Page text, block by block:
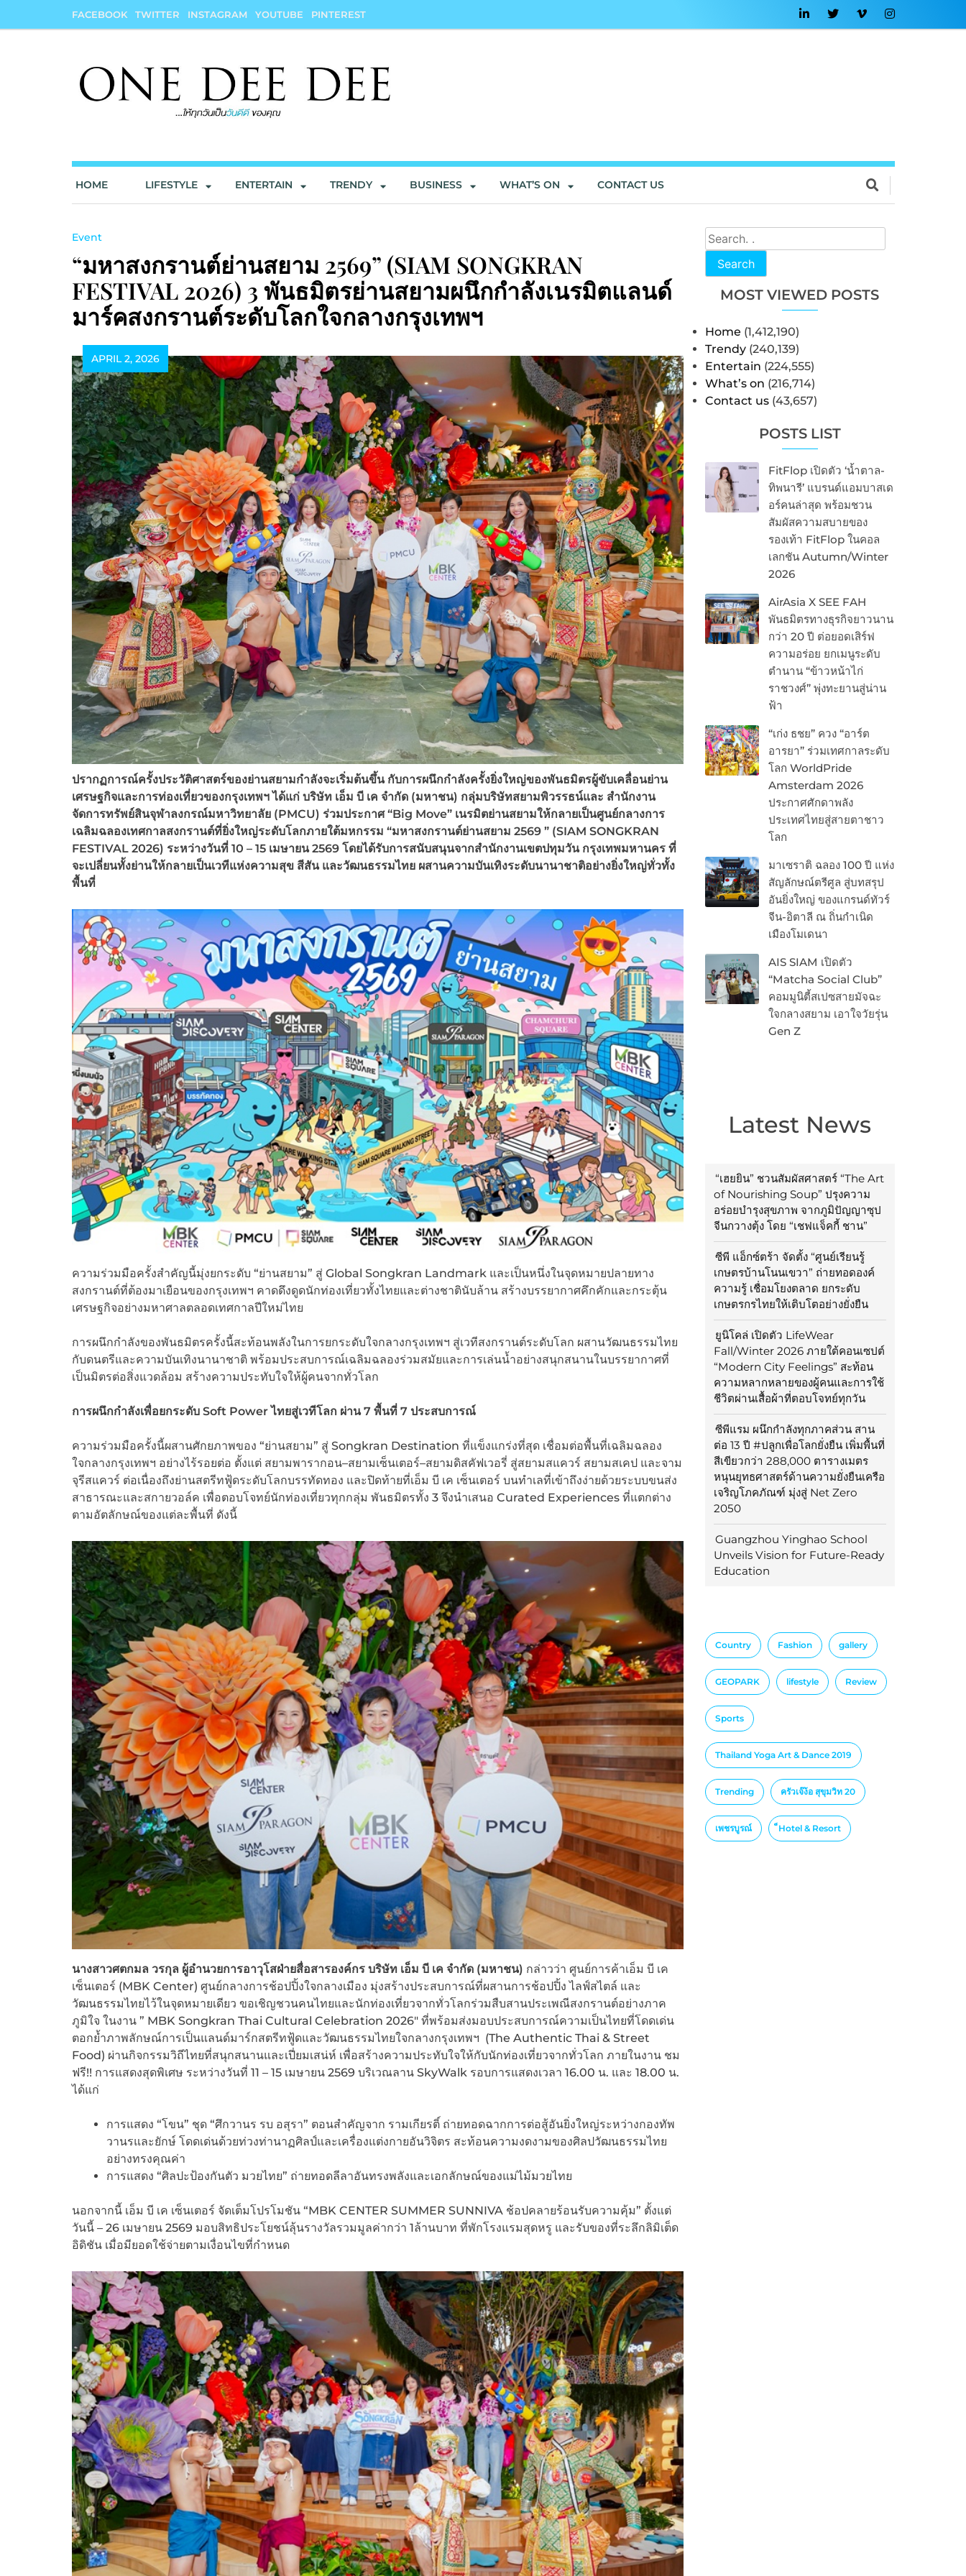
FACEBOOK TWITTER INSTAGRAM YOUTUBE PINTEREST
HOME LIFESTYLE ENTERTAIN TRENDY BUSINESS WHAT’S ON CONTACT US
Search
MOST VIEWED POSTS
Home (1,412,190)
Trendy (240,139)
Entertain (224,555)
What’s on (216,714)
Contact us (43,657)
POSTS LIST
FitFlop เปิดตัว ‘น้ำตาล-
ทิพนารี’ แบรนด์แอมบาสเด
อร์คนล่าสุด พร้อมชวน
สัมผัสความสบายของ
รองเท้า FitFlop ในคอล
เลกชัน Autumn/Winter
2026
AirAsia X SEE FAH
พันธมิตรทางธุรกิจยาวนาน
กว่า 20 ปี ต่อยอดเสิร์ฟ
ความอร่อย ยกเมนูระดับ
ตำนาน “ข้าวหน้าไก่
ราชวงศ์” พุ่งทะยานสู่น่าน
ฟ้า
“เก่ง ธชย” ควง “อาร์ต
อารยา” ร่วมเทศกาลระดับ
โลก WorldPride
Amsterdam 2026
ประกาศศักดาพลัง
ประเทศไทยสู่สายตาชาว
โลก
มาเซราติ ฉลอง 100 ปี แห่ง
สัญลักษณ์ตรีศูล สู่บทสรุป
อันยิ่งใหญ่ ของแกรนด์ทัวร์
จีน-อิตาลี ณ ถิ่นกำเนิด
เมืองโมเดนา
AIS SIAM เปิดตัว
“Matcha Social Club”
คอมมูนิตี้สเปซสายมัจฉะ
ใจกลางสยาม เอาใจวัยรุ่น
Gen Z
Latest News
“เฮยยิน” ชวนสัมผัสศาสตร์ “The Art
of Nourishing Soup” ปรุงความ
อร่อยบำรุงสุขภาพ จากภูมิปัญญาซุป
จีนกวางตุ้ง โดย “เชฟแจ็คกี้ ชาน”
ซีพี แอ็กซ์ตร้า จัดตั้ง “ศูนย์เรียนรู้
เกษตรบ้านโนนเขวา” ถ่ายทอดองค์
ความรู้ เชื่อมโยงตลาด ยกระดับ
เกษตรกรไทยให้เติบโตอย่างยั่งยืน
ยูนิโคล่ เปิดตัว LifeWear
Fall/Winter 2026 ภายใต้คอนเซปต์
“Modern City Feelings” สะท้อน
ความหลากหลายของผู้คนและการใช้
ชีวิตผ่านเสื้อผ้าที่ตอบโจทย์ทุกวัน
ซีพีแรม ผนึกกำลังทุกภาคส่วน สาน
ต่อ 13 ปี #ปลูกเพื่อโลกยั่งยืน เพิ่มพื้นที่
สีเขียวกว่า 288,000 ตารางเมตร
หนุนยุทธศาสตร์ด้านความยั่งยืนเครือ
เจริญโภคภัณฑ์ มุ่งสู่ Net Zero
2050
Guangzhou Yinghao School
Unveils Vision for Future-Ready
Education
Country Fashion gallery
GEOPARK lifestyle Review
Sports
Thailand Yoga Art & Dance 2019
Trending ครัวเจ๊ง้อ สุขุมวิท 20
เพชรบูรณ์ ็Hotel & Resort
Event
“มหาสงกรานต์ย่านสยาม 2569” (SIAM SONGKRAN
FESTIVAL 2026) 3 พันธมิตรย่านสยามผนึกกำลังเนรมิตแลนด์
มาร์คสงกรานต์ระดับโลกใจกลางกรุงเทพฯ
APRIL 2, 2026
ปรากฏการณ์ครั้งประวัติศาสตร์ของย่านสยามกำลังจะเริ่มต้นขึ้น กับการผนึกกำลังครั้งยิ่งใหญ่ของพันธมิตรผู้ขับเคลื่อนย่าน
เศรษฐกิจและการท่องเที่ยวของกรุงเทพฯ ได้แก่ บริษัท เอ็ม บี เค จำกัด (มหาชน) กลุ่มบริษัทสยามพิวรรธน์และ สำนักงาน
จัดการทรัพย์สินจุฬาลงกรณ์มหาวิทยาลัย (PMCU) ร่วมประกาศ “Big Move” เนรมิตย่านสยามให้กลายเป็นศูนย์กลางการ
เฉลิมฉลองเทศกาลสงกรานต์ที่ยิ่งใหญ่ระดับโลกภายใต้มหกรรม “มหาสงกรานต์ย่านสยาม 2569 ” (SIAM SONGKRAN
FESTIVAL 2026) ระหว่างวันที่ 10 – 15เมษายน 2569โดยได้รับการสนับสนุนจากสำนักงานเขตปทุมวัน กรุงเทพมหานคร ที่
จะเปลี่ยนทั้งย่านให้กลายเป็นเวทีแห่งความสุข สีสัน และวัฒนธรรมไทย ผสานความบันเทิงระดับนานาชาติอย่างยิ่งใหญ่ทั่วทั้ง
พื้นที่
ความร่วมมือครั้งสำคัญนี้มุ่งยกระดับ “ย่านสยาม” สู่ Global Songkran Landmark และเป็นหนึ่งในจุดหมายปลายทาง
สงกรานต์ที่ต้องมาเยือนของกรุงเทพฯ คาดดึงดูดนักท่องเที่ยวทั้งไทยและต่างชาตินับล้าน สร้างบรรยากาศคึกคักและกระตุ้น
เศรษฐกิจอย่างมหาศาลตลอดเทศกาลปีใหม่ไทย
การผนึกกำลังของพันธมิตรครั้งนี้สะท้อนพลังในการยกระดับใจกลางกรุงเทพฯ สู่เวทีสงกรานต์ระดับโลก ผสานวัฒนธรรมไทย
กับดนตรีและความบันเทิงนานาชาติ พร้อมประสบการณ์เฉลิมฉลองร่วมสมัยและการเล่นน้ำอย่างสนุกสนานในบรรยากาศที่
เป็นมิตรต่อสิ่งแวดล้อม สร้างความประทับใจให้ผู้คนจากทั่วโลก
การผนึกกำลังเพื่อยกระดับ Soft Powerไทยสู่เวทีโลก ผ่าน 7พื้นที่ 7ประสบการณ์
ความร่วมมือครั้งนี้ผสานศักยภาพของ “ย่านสยาม” สู่ Songkran Destination ที่แข็งแกร่งที่สุด เชื่อมต่อพื้นที่เฉลิมฉลอง
ใจกลางกรุงเทพฯ อย่างไร้รอยต่อ ตั้งแต่ สยามพารากอน–สยามเซ็นเตอร์–สยามดิสคัฟเวอรี่ สู่สยามสแควร์ สยามสเคป และจาม
จุรีสแควร์ ต่อเนื่องถึงย่านสตรีทฟู้ดระดับโลกบรรทัดทอง และปิดท้ายที่เอ็ม บี เค เซ็นเตอร์ บนทำเลที่เข้าถึงง่ายด้วยระบบขนส่ง
สาธารณะและสกายวอล์ค เพื่อตอบโจทย์นักท่องเที่ยวทุกกลุ่ม พันธมิตรทั้ง 3 จึงนำเสนอ Curated Experiences ที่แตกต่าง
ตามอัตลักษณ์ของแต่ละพื้นที่ ดังนี้
นางสาวศตกมล วรกุล ผู้อำนวยการอาวุโสฝ่ายสื่อสารองค์กร บริษัท เอ็ม บี เค จำกัด (มหาชน) กล่าวว่า ศูนย์การค้าเอ็ม บี เค
เซ็นเตอร์ (MBK Center) ศูนย์กลางการช้อปปิ้งใจกลางเมือง มุ่งสร้างประสบการณ์ที่ผสานการช้อปปิ้ง ไลฟ์สไตล์ และ
วัฒนธรรมไทยไว้ในจุดหมายเดียว ขอเชิญชวนคนไทยและนักท่องเที่ยวจากทั่วโลกร่วมสืบสานประเพณีสงกรานต์อย่างภาค
ภูมิใจ ในงาน ” MBK Songkran Thai Cultural Celebration 2026″ ที่พร้อมส่งมอบประสบการณ์ความเป็นไทยที่โดดเด่น
ตอกย้ำภาพลักษณ์การเป็นแลนด์มาร์กสตรีทฟู้ดและวัฒนธรรมไทยใจกลางกรุงเทพฯ (The Authentic Thai & Street
Food) ผ่านกิจกรรมวิถีไทยที่สนุกสนานและเปี่ยมเสน่ห์ เพื่อสร้างความประทับใจให้กับนักท่องเที่ยวจากทั่วโลก ภายในงาน ชม
ฟรี!! การแสดงสุดพิเศษ ระหว่างวันที่ 11 – 15 เมษายน 2569 บริเวณลาน SkyWalk รอบการแสดงเวลา 16.00 น. และ 18.00 น.
ได้แก่
การแสดง “โขน” ชุด “ศึกวานร รบ อสุรา” ตอนสำคัญจาก รามเกียรติ์ ถ่ายทอดฉากการต่อสู้อันยิ่งใหญ่ระหว่างกองทัพ
วานรและยักษ์ โดดเด่นด้วยท่วงท่านาฏศิลป์และเครื่องแต่งกายอันวิจิตร สะท้อนความงดงามของศิลปวัฒนธรรมไทย
อย่างทรงคุณค่า
การแสดง “ศิลปะป้องกันตัว มวยไทย” ถ่ายทอดลีลาอันทรงพลังและเอกลักษณ์ของแม่ไม้มวยไทย
นอกจากนี้ เอ็ม บี เค เซ็นเตอร์ จัดเต็มโปรโมชัน “MBK CENTER SUMMER SUNNIVA ช้อปคลายร้อนรับความคุ้ม” ตั้งแต่
วันนี้ – 26 เมษายน 2569 มอบสิทธิประโยชน์ลุ้นรางวัลรวมมูลค่ากว่า 1ล้านบาท ที่พักโรงแรมสุดหรู และรับของที่ระลึกลิมิเต็ด
อิดิชัน เมื่อมียอดใช้จ่ายตามเงื่อนไขที่กำหนด